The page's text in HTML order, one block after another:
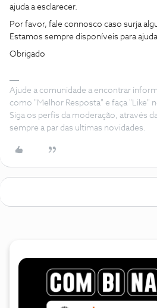
ajuda a esclarecer.
Por favor, fale connosco caso surja
Estamos sempre disponíveis para
Obrigado
Ajude a comunidade a encontrar
como "Melhor Resposta" e faça "Like"
Siga os perfis da moderação, através
sempre a par das ultimas novidades.